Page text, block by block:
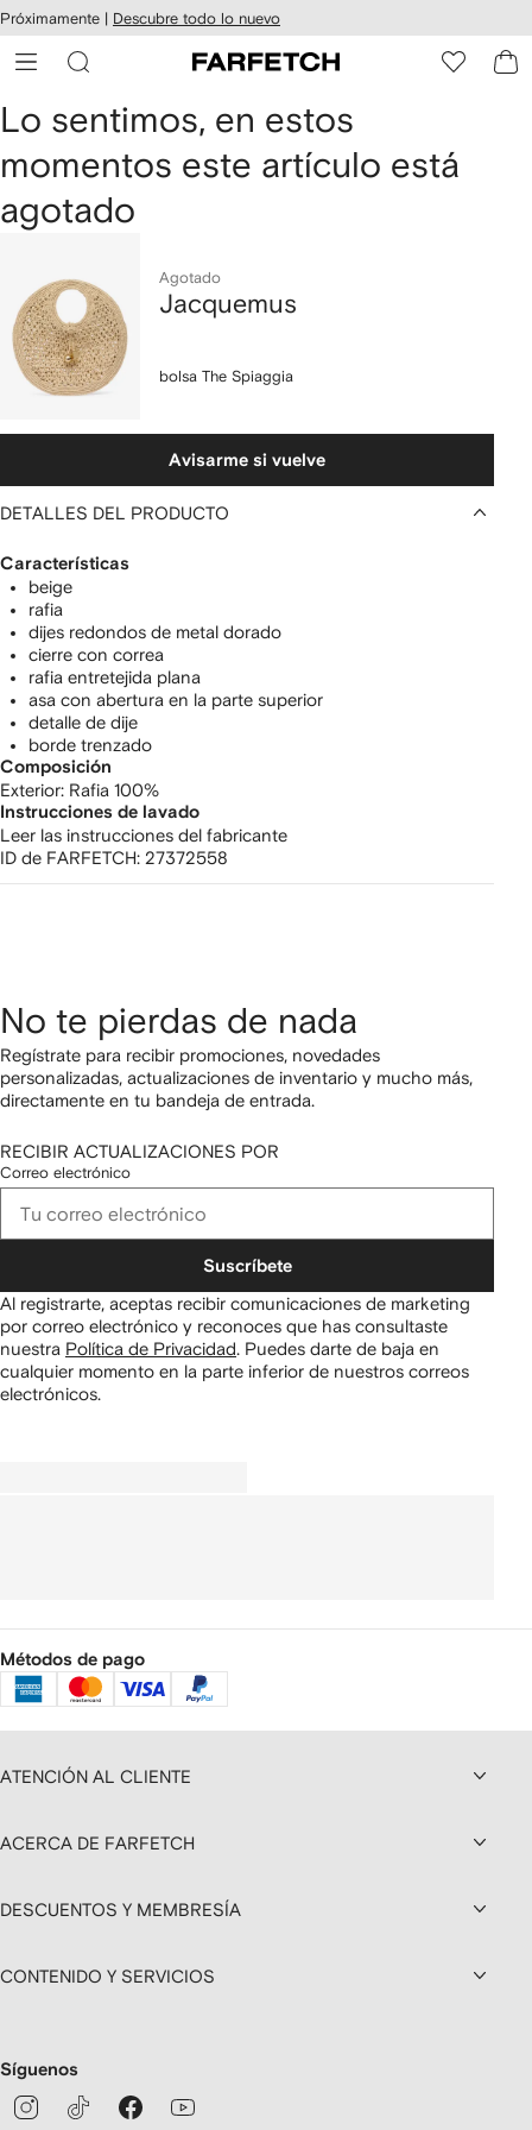
al
Próximamente | Descubre todo lo nuevo
Lo sentimos, en estos
momentos este artículo está
agotado
Agotado
Jacquemus
bolsa The Spiaggia
Avisarme si vuelve
DETALLES DEL PRODUCTO
Características
beige
rafia
dijes redondos de metal dorado
cierre con correa
rafia entretejida plana
asa con abertura en la parte superior
detalle de dije
borde trenzado
Composición
Exterior: Rafia 100%
Instrucciones de lavado
Leer las instrucciones del fabricante
ID de FARFETCH: 27372558
No te pierdas de nada
Regístrate para recibir promociones, novedades
personalizadas, actualizaciones de inventario y mucho más,
directamente en tu bandeja de entrada.
RECIBIR ACTUALIZACIONES POR
Correo electrónico
Suscríbete
Al registrarte, aceptas recibir comunicaciones de marketing
por correo electrónico y reconoces que has consultaste
nuestra Política de Privacidad. Puedes darte de baja en
cualquier momento en la parte inferior de nuestros correos
electrónicos.
Métodos de pago
ATENCIÓN AL CLIENTE
ACERCA DE FARFETCH
DESCUENTOS Y MEMBRESÍA
CONTENIDO Y SERVICIOS
Síguenos